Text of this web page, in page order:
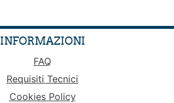
INFORMAZIONI
FAQ
Requisiti Tecnici
Cookies Policy